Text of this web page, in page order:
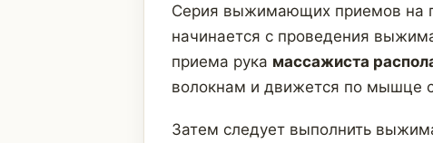
Серия выжимающих приемов на
начинается с проведения
приема рука массажиста
волокнам и движется по мышце
Затем следует выполнить